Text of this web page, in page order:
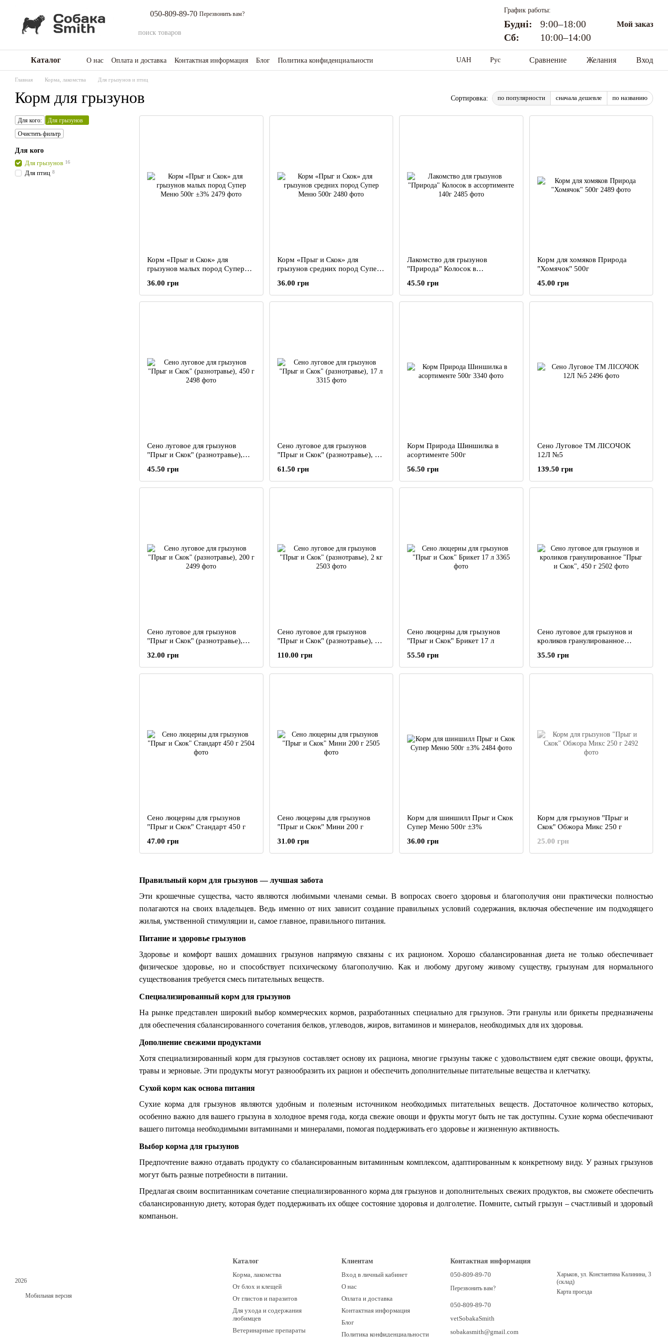
050-809-89-70 Перезвонить вам?
График работы:
Будні:
9:00–18:00
Сб:
10:00–14:00
Мой заказ
Каталог О нас Оплата и доставка Контактная информация Блог
Политика конфиденциальности
Возврат товара и средств
Отзывы о магазине
UAH Рус Сравнение Желания Вход
Главная Корма, лакомства Для грызунов и птиц
Корм для грызунов Сортировка: по популярности сначала дешевле по названию
Правильный корм для грызунов — лучшая забота
Эти крошечные существа, часто являются любимыми членами семьи. В вопросах своего здоровья и благополучия они практически полностью
полагаются на своих владельцев. Ведь именно от них зависит создание правильных условий содержания, включая обеспечение им подходящего
жилья, умственной стимуляции и, самое главное, правильного питания.
Питание и здоровье грызунов
Здоровье и комфорт ваших домашних грызунов напрямую связаны с их рационом. Хорошо сбалансированная диета не только обеспечивает
физическое здоровье, но и способствует психическому благополучию. Как и любому другому живому существу, грызунам для нормального
существования требуется смесь питательных веществ.
Специализированный корм для грызунов
На рынке представлен широкий выбор коммерческих кормов, разработанных специально для грызунов. Эти гранулы или брикеты предназначены
для обеспечения сбалансированного сочетания белков, углеводов, жиров, витаминов и минералов, необходимых для их здоровья.
Дополнение свежими продуктами
Хотя специализированный корм для грызунов составляет основу их рациона, многие грызуны также с удовольствием едят свежие овощи, фрукты,
травы и зерновые. Эти продукты могут разнообразить их рацион и обеспечить дополнительные питательные вещества и клетчатку.
Сухой корм как основа питания
Сухие корма для грызунов являются удобным и полезным источником необходимых питательных веществ. Достаточное количество которых,
особенно важно для вашего грызуна в холодное время года, когда свежие овощи и фрукты могут быть не так доступны. Сухие корма обеспечивают
вашего питомца необходимыми витаминами и минералами, помогая поддерживать его здоровье и жизненную активность.
Выбор корма для грызунов
Предпочтение важно отдавать продукту со сбалансированным витаминным комплексом, адаптированным к конкретному виду. У разных грызунов
могут быть разные потребности в питании.
Предлагая своим воспитанникам сочетание специализированного корма для грызунов и дополнительных свежих продуктов, вы сможете обеспечить
сбалансированную диету, которая будет поддерживать их общее состояние здоровья и долголетие. Помните, сытый грызун – счастливый и здоровый
компаньон.
Корм «Прыг и Скок» для
грызунов малых пород Супер
36.00 грн
Корм «Прыг и Скок» для
грызунов средних пород Супер
36.00 грн
Лакомство для грызунов
"Природа" Колосок в
45.50 грн
Корм для хомяков Природа
"Хомячок" 500г
45.00 грн
Сено луговое для грызунов
"Прыг и Скок" (разнотравье),
45.50 грн
Сено луговое для грызунов
"Прыг и Скок" (разнотравье), 17
61.50 грн
Корм Природа Шиншилка в
асортименте 500г
56.50 грн
Сено Луговое ТМ ЛІСОЧОК
12Л №5
139.50 грн
Сено луговое для грызунов
"Прыг и Скок" (разнотравье),
32.00 грн
Сено луговое для грызунов
"Прыг и Скок" (разнотравье), 2
110.00 грн
Сено люцерны для грызунов
"Прыг и Скок" Брикет 17 л
55.50 грн
Сено луговое для грызунов и
кроликов гранулированное
35.50 грн
Сено люцерны для грызунов
"Прыг и Скок" Стандарт 450 г
47.00 грн
Сено люцерны для грызунов
"Прыг и Скок" Мини 200 г
31.00 грн
Корм для шиншилл Прыг и Скок
Супер Меню 500г ±3%
36.00 грн
Корм для грызунов "Прыг и
Скок" Обжора Микс 250 г
25.00 грн
Для кого:
Для грызунов
Очистить фильтр
Для кого
Для грызунов 16
Для птиц 8
2026
Мобильная версия
Каталог
Корма, лакомства
От блох и клещей
От глистов и паразитов
Для ухода и содержания
любимцев
Ветеринарные препараты
Клиентам
Вход в личный кабинет
О нас
Оплата и доставка
Контактная информация
Блог
Политика конфиденциальности
Контактная информация
050-809-89-70
Перезвонить вам?
050-809-89-70
vetSobakaSmith
sobakasmith@gmail.com
Харьков, ул. Константина Калинина, 3
(склад)
Карта проезда